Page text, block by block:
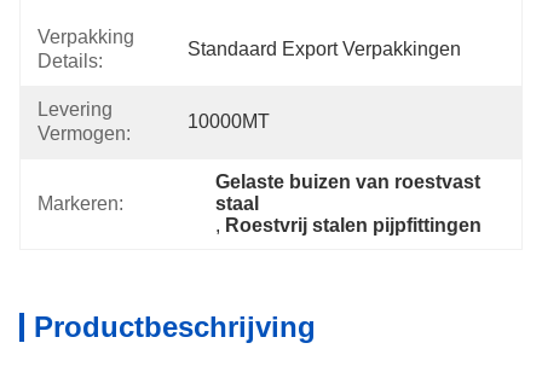
Verpakking
Details:
Standaard Export Verpakkingen
Levering
Vermogen:
10000MT
Markeren:
Gelaste buizen van roestvast
staal
, Roestvrij stalen pijpfittingen
Productbeschrijving